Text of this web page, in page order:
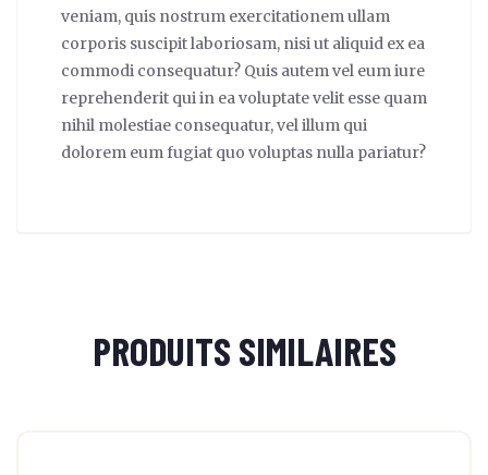
veniam, quis nostrum exercitationem ullam
corporis suscipit laboriosam, nisi ut aliquid ex ea
commodi consequatur? Quis autem vel eum iure
reprehenderit qui in ea voluptate velit esse quam
nihil molestiae consequatur, vel illum qui
dolorem eum fugiat quo voluptas nulla pariatur?
PRODUITS SIMILAIRES